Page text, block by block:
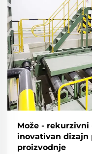
Može -
inovativan dizajn
proizvodnje